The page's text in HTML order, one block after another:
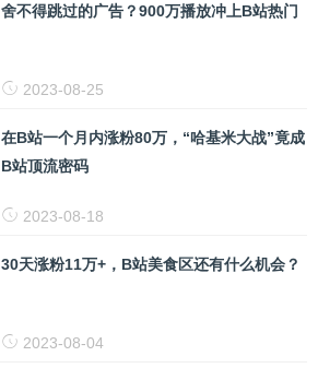
舍不得跳过的广告？900万播放冲上B站热门
2023-08-25
在B站一个月内涨粉80万，“哈基米大战”竟成
B站顶流密码
2023-08-18
30天涨粉11万+，B站美食区还有什么机会？
2023-08-04